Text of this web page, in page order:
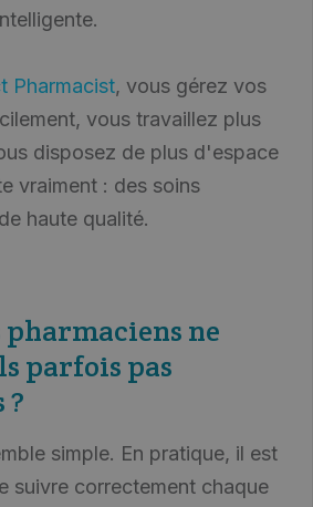
Pharmacist, vous gérez vos
vous travaillez plus
disposez de plus d'espace
vraiment : des soins
haute qualité.
ne
parfois pas
?
simple. En pratique, il est
suivre correctement chaque